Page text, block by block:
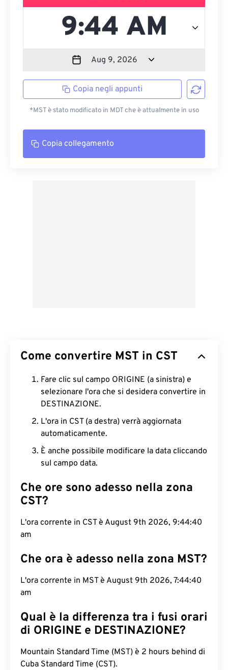
Copia negli appunti
*MST è stato modificato in MDT che è attualmente in uso
Copia collegamento
Come convertire MST in CST
Fare clic sul campo ORIGINE (a sinistra) e
selezionare l'ora che si desidera convertire in
DESTINAZIONE.
L'ora in CST (a destra) verrà aggiornata
automaticamente.
È anche possibile modificare la data cliccando
sul campo data.
Che ore sono adesso nella zona
CST?
L'ora corrente in CST è August 9th 2026, 9:44:41
am
Che ora è adesso nella zona MST?
L'ora corrente in MST è August 9th 2026, 7:44:41
am
Qual è la differenza tra i fusi orari
di ORIGINE e DESTINAZIONE?
Mountain Standard Time (MST) è 2 hours behind di
Cuba Standard Time (CST).